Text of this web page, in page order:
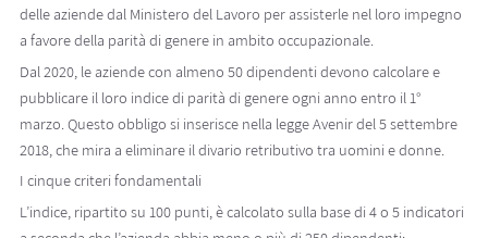
delle aziende dal Ministero del Lavoro per assisterle nel loro impegno
a favore della parità di genere in ambito occupazionale.
Dal 2020, le aziende con almeno 50 dipendenti devono calcolare e
pubblicare il loro indice di parità di genere ogni anno entro il 1°
marzo. Questo obbligo si inserisce nella legge Avenir del 5 settembre
2018, che mira a eliminare il divario retributivo tra uomini e donne.
I cinque criteri fondamentali
L’indice, ripartito su 100 punti, è calcolato sulla base di 4 o 5 indicatori